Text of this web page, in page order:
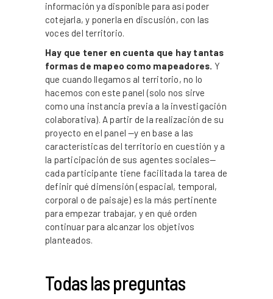
información ya disponible para así poder
cotejarla, y ponerla en discusión, con las
voces del territorio.
Hay que tener en cuenta que hay tantas
formas de mapeo como mapeadores. Y
que cuando llegamos al territorio, no lo
hacemos con este panel (solo nos sirve
como una instancia previa a la investigación
colaborativa). A partir de la realización de su
proyecto en el panel —y en base a las
características del territorio en cuestión y a
la participación de sus agentes sociales—
cada participante tiene facilitada la tarea de
definir qué dimensión (espacial, temporal,
corporal o de paisaje) es la más pertinente
para empezar trabajar, y en qué orden
continuar para alcanzar los objetivos
planteados.
Todas las preguntas